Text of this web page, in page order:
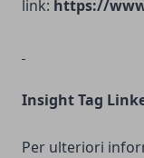
link: https://
Insight Tag
Per ulteriori